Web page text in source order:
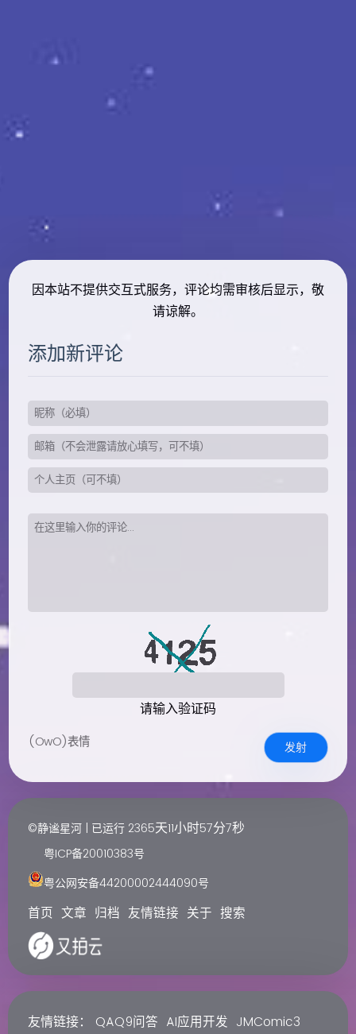
因本站不提供交互式服务，评论均需审核后显示，敬
请谅解。
添加新评论
请输入验证码
(OwO)表情 发射
©静谧星河 | 已运行 2365天11小时57分7秒
粤ICP备20010383号
粤公网安备44200002444090号
首页 文章 归档 友情链接 关于 搜索
友情链接： QAQ9问答 AI应用开发 JMComic3